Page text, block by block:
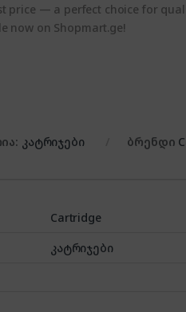
price — a perfect choice for
now on Shopmart.ge!
კატრიჯები ბრენდი
Cartridge
კატრიჯები